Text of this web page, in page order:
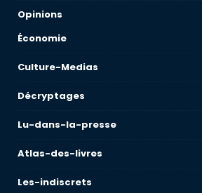
Opinions
Économie
Culture-Medias
Décryptages
Lu-dans-la-presse
Atlas-des-livres
Les-indiscrets